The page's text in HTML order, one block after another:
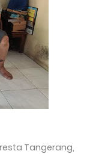
Tangerang,